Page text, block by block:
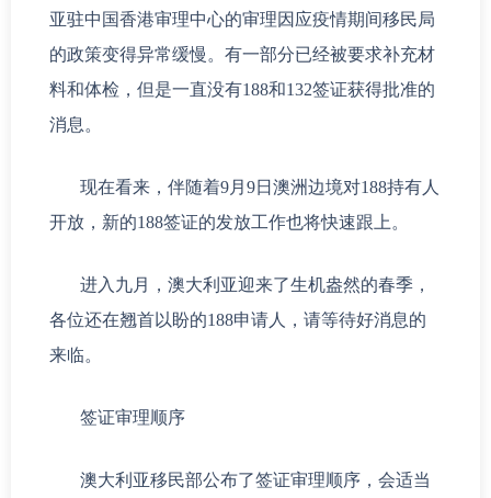
亚驻中国香港审理中心的审理因应疫情期间移民局
的政策变得异常缓慢。有一部分已经被要求补充材
料和体检，但是一直没有188和132签证获得批准的
消息。
现在看来，伴随着9月9日澳洲边境对188持有人
开放，新的188签证的发放工作也将快速跟上。
进入九月，澳大利亚迎来了生机盎然的春季，
各位还在翘首以盼的188申请人，请等待好消息的
来临。
签证审理顺序
澳大利亚移民部公布了签证审理顺序，会适当